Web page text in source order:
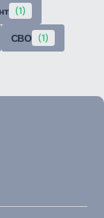
(1)
СВО (1)